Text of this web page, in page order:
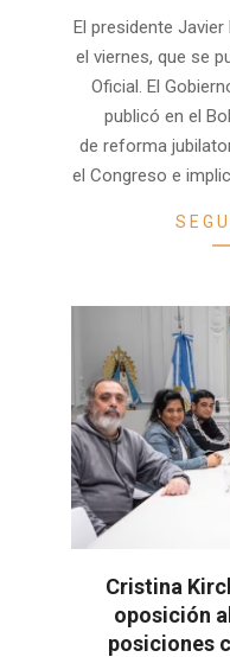
El presidente
el viernes, que se
Oficial. El
publicó en el
de reforma
el Congreso e
Cristina
oposición
posiciones